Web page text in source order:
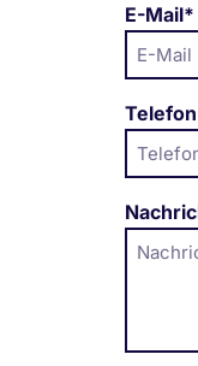
E-Mail*
Telefon